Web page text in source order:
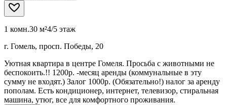
1 комн.30 м²4/5 этаж
г. Гомель, просп. Победы, 20
Уютная квартира в центре Гомеля. Просьба с животными не
беспокоить.!! 1200р. -месяц аренды (коммунальные в эту
сумму не входят.) Залог 1000р. (Обязательно!) налог за аренду
пополам. Есть кондиционер, интернет, телевизор, стиральная
машина, утюг, все для комфортного проживания.